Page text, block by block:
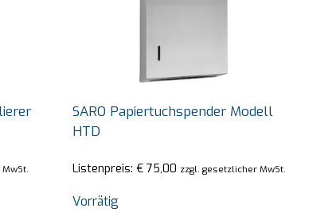
SARO Papiertuchspender Modell
HTD
Listenpreis: €75,00 zzgl. gesetzlicher MwSt.
Vorrätig